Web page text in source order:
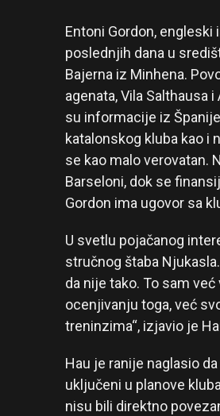
Entoni Gordon,
poslednjih dana u
Bajerna iz Minhena.
agenata, Vila Salthausa
su informacije iz
katalonskog kluba kao i
se kao malo verovatan.
Barseloni, dok se
Gordon ima ugovor sa
U svetlu pojačanog
stručnog štaba
da nije tako. To sam
ocenjivanju toga, već
treninzima“, izjavio je
Hau je ranije naglasio
uključeni u planove
nisu bili direktno